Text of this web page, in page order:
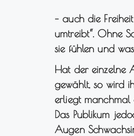
– auch die
umtreibt“. Ohne
sie fühlen und
Hat der einzelne
gewählt, so wird
erliegt manchmal
Das Publikum
Augen